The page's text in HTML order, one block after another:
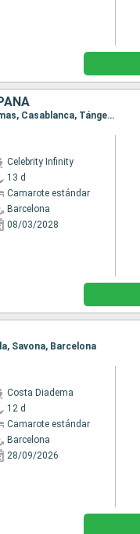
Itinerario : Barcelona, Gibraltar, Arrecife (Lanzarote), Santa Cruz de Tenerife, Las Palmas, Casablanca, Tánger, Málaga, Barcelona
Celebrity Infinity
13 d
Camarote estándar
Barcelona
08/03/2028
Savona, Barcelona
Costa Diadema
12 d
Camarote estándar
Barcelona
28/09/2026